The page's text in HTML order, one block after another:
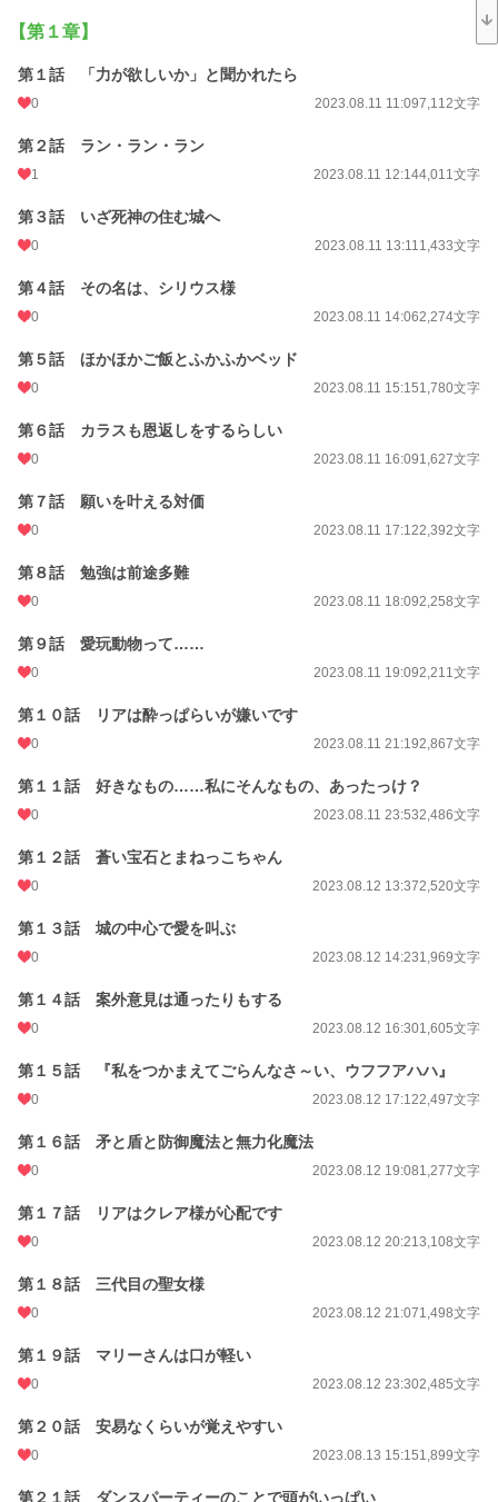
お気に入り
24h.ポイント 0 pt
文字数
更新日時 2024.02.06 17:16
初回公開日時
初回完結日時 2024.02.06 17:16
月間ポイント 14 pt (108,258 位)
【第１章】
第１話 「力が欲しいか」と聞かれたら
0 2023.08.11 11:097,112文字
第２話 ラン・ラン・ラン
1 2023.08.11 12:144,011文字
第３話 いざ死神の住む城へ
0 2023.08.11 13:111,433文字
第４話 その名は、シリウス様
0 2023.08.11 14:062,274文字
第５話 ほかほかご飯とふかふかベッド
0 2023.08.11 15:151,780文字
第６話 カラスも恩返しをするらしい
0 2023.08.11 16:091,627文字
第７話 願いを叶える対価
0 2023.08.11 17:122,392文字
第８話 勉強は前途多難
0 2023.08.11 18:092,258文字
第９話 愛玩動物って……
0 2023.08.11 19:092,211文字
第１０話 リアは酔っぱらいが嫌いです
0 2023.08.11 21:192,867文字
第１１話 好きなもの……私にそんなもの、あったっけ？
0 2023.08.11 23:532,486文字
第１２話 蒼い宝石とまねっこちゃん
0 2023.08.12 13:372,520文字
第１３話 城の中心で愛を叫ぶ
0 2023.08.12 14:231,969文字
第１４話 案外意見は通ったりもする
0 2023.08.12 16:301,605文字
第１５話 『私をつかまえてごらんなさ～い、ウフフアハハ』
0 2023.08.12 17:122,497文字
第１６話 矛と盾と防御魔法と無力化魔法
0 2023.08.12 19:081,277文字
第１７話 リアはクレア様が心配です
0 2023.08.12 20:213,108文字
第１８話 三代目の聖女様
0 2023.08.12 21:071,498文字
第１９話 マリーさんは口が軽い
0 2023.08.12 23:302,485文字
第２０話 安易なくらいが覚えやすい
0 2023.08.13 15:151,899文字
第２１話 ダンスパーティーのことで頭がいっぱい